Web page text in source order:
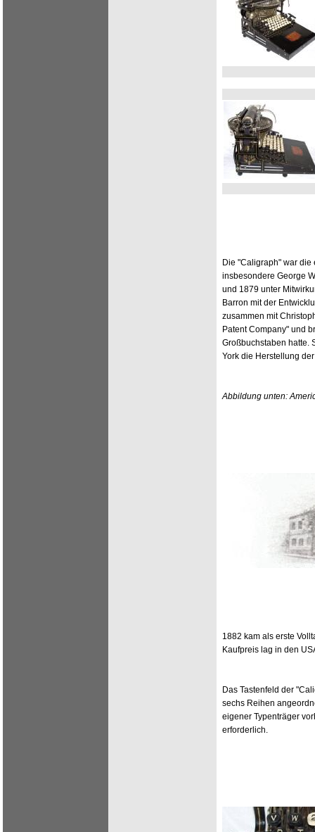
Die "Caligraph" war die
insbesondere George
und 1879 unter
Barron mit der
zusammen mit
Patent Company" und
Großbuchstaben hatte.
York die Herstellung
Abbildung unten:
1882 kam als erste
Kaufpreis lag in den
Das Tastenfeld der
sechs Reihen
eigener Typenträger
erforderlich.